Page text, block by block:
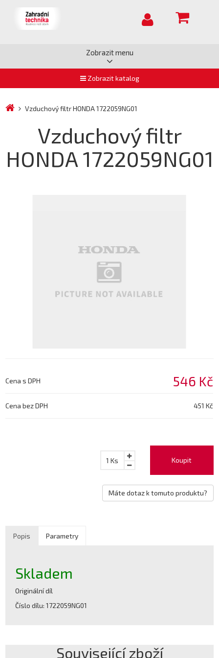
Zobrazit menu
Zobrazit katalog
Vzduchový filtr HONDA 1722059NG01
Vzduchový filtr
HONDA 1722059NG01
Cena s DPH 546 Kč
Cena bez DPH 451 Kč
Koupit
1 Ks
Máte dotaz k tomuto produktu?
Popis Parametry
Skladem
Originální díl
Číslo dílu: 1722059NG01
Související zboží